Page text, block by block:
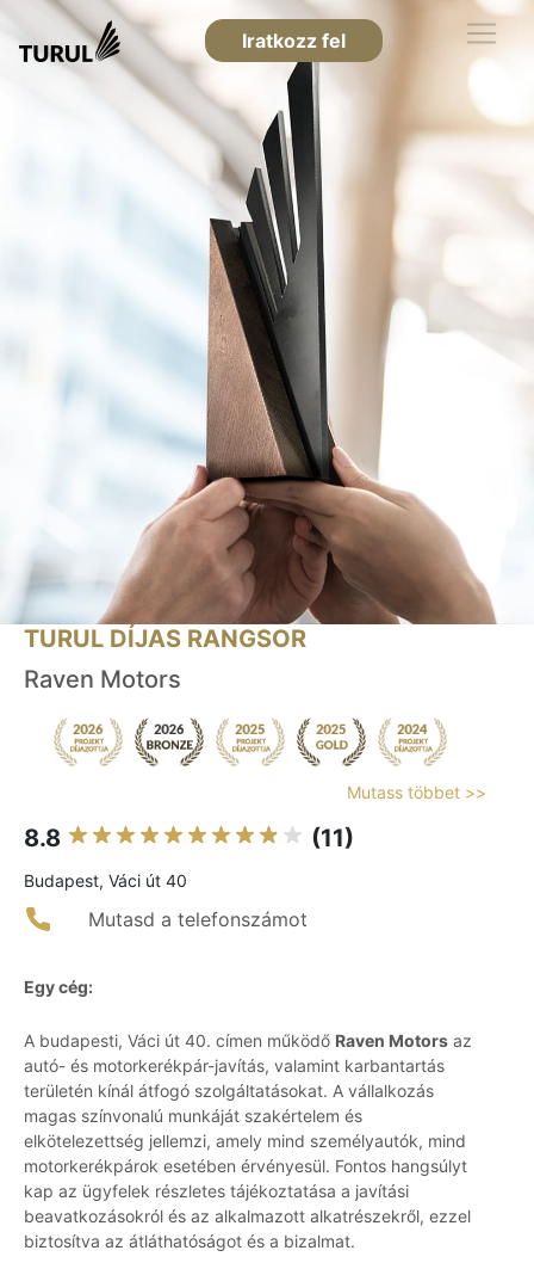
Iratkozz fel
TURUL DÍJAS RANGSOR
Raven Motors
Mutass többet >>
8.8 (11)
Budapest, Váci út 40
Mutasd a telefonszámot
Egy cég:
A budapesti, Váci út 40. címen működő Raven Motors az
autó- és motorkerékpár-javítás, valamint karbantartás
területén kínál átfogó szolgáltatásokat. A vállalkozás
magas színvonalú munkáját szakértelem és
elkötelezettség jellemzi, amely mind személyautók, mind
motorkerékpárok esetében érvényesül. Fontos hangsúlyt
kap az ügyfelek részletes tájékoztatása a javítási
beavatkozásokról és az alkalmazott alkatrészekről, ezzel
biztosítva az átláthatóságot és a bizalmat.